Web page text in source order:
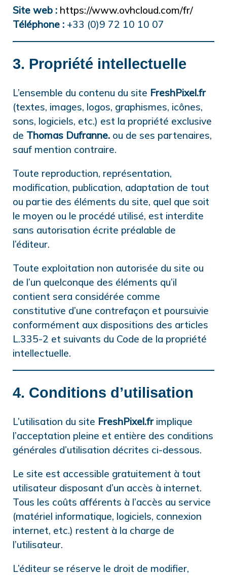
Site web : https://www.ovhcloud.com/fr/
Téléphone : +33 (0)9 72 10 10 07
3. Propriété intellectuelle
L’ensemble du contenu du site FreshPixel.fr
(textes, images, logos, graphismes, icônes,
sons, logiciels, etc.) est la propriété exclusive
de Thomas Dufranne. ou de ses partenaires,
sauf mention contraire.
Toute reproduction, représentation,
modification, publication, adaptation de tout
ou partie des éléments du site, quel que soit
le moyen ou le procédé utilisé, est interdite
sans autorisation écrite préalable de
l’éditeur.
Toute exploitation non autorisée du site ou
de l’un quelconque des éléments qu’il
contient sera considérée comme
constitutive d’une contrefaçon et poursuivie
conformément aux dispositions des articles
L.335-2 et suivants du Code de la propriété
intellectuelle.
4. Conditions d’utilisation
L’utilisation du site FreshPixel.frimplique
l’acceptation pleine et entière des conditions
générales d’utilisation décrites ci-dessous.
Le site est accessible gratuitement à tout
utilisateur disposant d’un accès à internet.
Tous les coûts afférents à l’accès au service
(matériel informatique, logiciels, connexion
internet, etc.) restent à la charge de
l’utilisateur.
L’éditeur se réserve le droit de modifier,